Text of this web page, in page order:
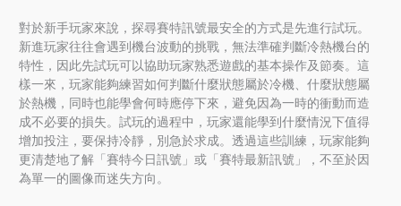
對於新手玩家來說，探尋賽特訊號最安全的方式是先進行試玩。
新進玩家往往會遇到機台波動的挑戰，無法準確判斷冷熱機台的
特性，因此先試玩可以協助玩家熟悉遊戲的基本操作及節奏。這
樣一來，玩家能夠練習如何判斷什麼狀態屬於冷機、什麼狀態屬
於熱機，同時也能學會何時應停下來，避免因為一時的衝動而造
成不必要的損失。試玩的過程中，玩家還能學到什麼情況下值得
增加投注，要保持冷靜，別急於求成。透過這些訓練，玩家能夠
更清楚地了解「賽特今日訊號」或「賽特最新訊號」，不至於因
為單一的圖像而迷失方向。